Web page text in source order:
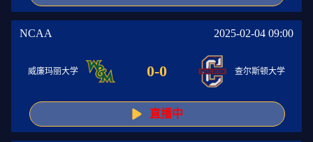
NCAA 2025-02-04 09:00
威廉玛丽大学 0-0 查尔斯顿大学
直播中